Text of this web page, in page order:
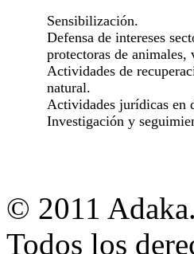
Sensibilización.
Defensa de intereses
protectoras de animales,
Actividades de
natural.
Actividades jurídicas en
Investigación y
© 2011 Adaka.
Todos los